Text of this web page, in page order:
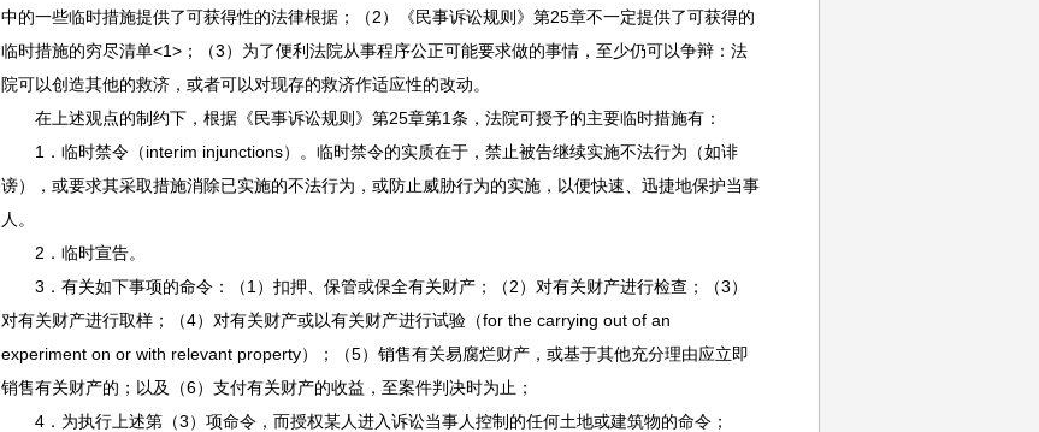
中的一些临时措施提供了可获得性的法律根据；（2）《民事诉讼规则》第25章不一定提供了可获得的
临时措施的穷尽清单<1>；（3）为了便利法院从事程序公正可能要求做的事情，至少仍可以争辩：法
院可以创造其他的救济，或者可以对现存的救济作适应性的改动。
在上述观点的制约下，根据《民事诉讼规则》第25章第1条，法院可授予的主要临时措施有：
1．临时禁令（interim injunctions）。临时禁令的实质在于，禁止被告继续实施不法行为（如诽
谤），或要求其采取措施消除已实施的不法行为，或防止威胁行为的实施，以便快速、迅捷地保护当事
人。
2．临时宣告。
3．有关如下事项的命令：（1）扣押、保管或保全有关财产；（2）对有关财产进行检查；（3）
对有关财产进行取样；（4）对有关财产或以有关财产进行试验（for the carrying out of an
experiment on or with relevant property）；（5）销售有关易腐烂财产，或基于其他充分理由应立即
销售有关财产的；以及（6）支付有关财产的收益，至案件判决时为止；
4．为执行上述第（3）项命令，而授权某人进入诉讼当事人控制的任何土地或建筑物的命令；